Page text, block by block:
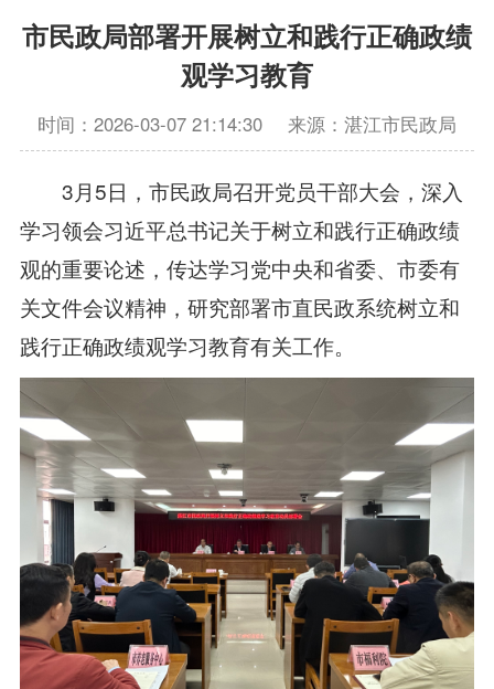
市民政局部署开展树立和践行正确政绩
观学习教育
时间：2026-03-07 21:14:30 来源：湛江市民政局
3月5日，市民政局召开党员干部大会，深入
学习领会习近平总书记关于树立和践行正确政绩
观的重要论述，传达学习党中央和省委、市委有
关文件会议精神，研究部署市直民政系统树立和
践行正确政绩观学习教育有关工作。